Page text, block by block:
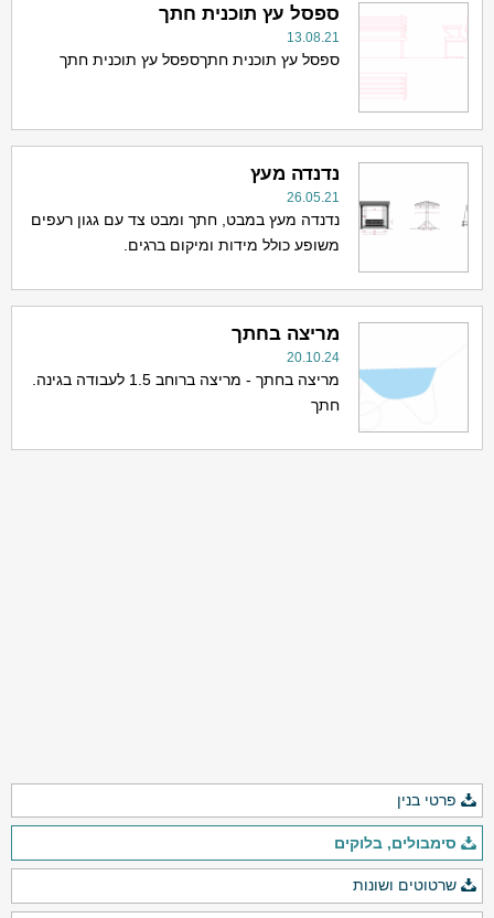
ספסל עץ תוכנית חתך
13.08.21
ספסל עץ תוכנית חתךספסל עץ תוכנית חתך
נדנדה מעץ
26.05.21
נדנדה מעץ במבט, חתך ומבט צד עם גגון רעפים
משופע כולל מידות ומיקום ברגים.
מריצה בחתך
20.10.24
מריצה בחתך - מריצה ברוחב 1.5 לעבודה בגינה.
חתך
פרטי בנין
סימבולים, בלוקים
שרטוטים ושונות